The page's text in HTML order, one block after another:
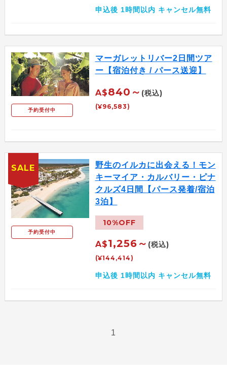
申込後 1時間以内 キャンセル無料
予約受付中
マーガレットリバー2日間ツア
ー【宿泊付き / パース送迎】
A$840～ (税込)
(¥96,583)
予約受付中
野生のイルカに出会える！モン
キーマイア・カルバリー・ピナ
クルズ4日間【パース発着/宿泊
3泊】
10%OFF
A$1,256～ (税込)
(¥144,414)
申込後 1時間以内 キャンセル無料
SALE
1